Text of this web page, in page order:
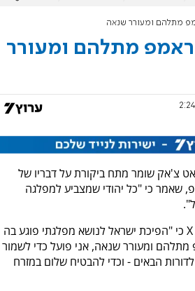
מתלהם ומעורר שנאה
מתלהם ומעורר
צ'אק שומר מתח ביקורת על דבריו של
שאמר כי "כל יהודי שמצביע למפלגה
שומר כתב ברשת החברתית X כי "הפיכת ישראל לנושא מפלגתי פוגע בה
ומעורר שנאה, אני פועל כדי לשמור
הבאים - וכדי להבטיח שלום במזרח